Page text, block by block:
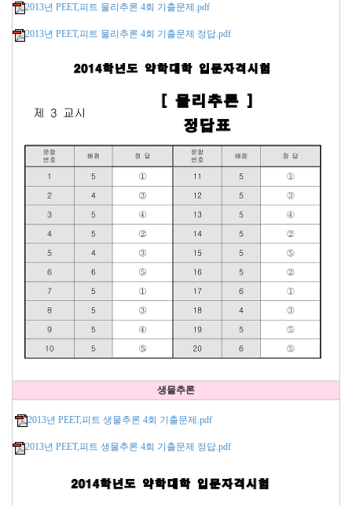
2013년 PEET,피트 물리추론 4회 기출문제.pdf
2013년 PEET,피트 물리추론 4회 기출문제 정답.pdf
생물추론
2013년 PEET,피트 생물추론 4회 기출문제.pdf
2013년 PEET,피트 생물추론 4회 기출문제 정답.pdf